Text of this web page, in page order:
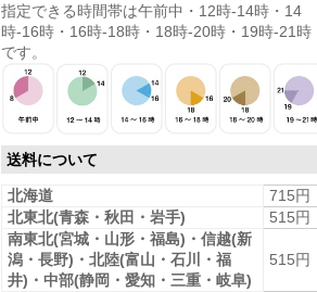
指定できる時間帯は午前中・12時-14時・14
時-16時・16時-18時・18時-20時・19時-21時
です。
送料について
北海道
715円
北東北(青森・秋田・岩手)
515円
南東北(宮城・山形・福島)・信越(新
潟・長野)・北陸(富山・石川・福
井)・中部(静岡・愛知・三重・岐阜)
515円